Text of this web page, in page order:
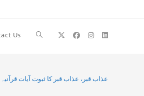
Us Toggle
عذاب قبر، عذاب قبر کا ثبوت آيات